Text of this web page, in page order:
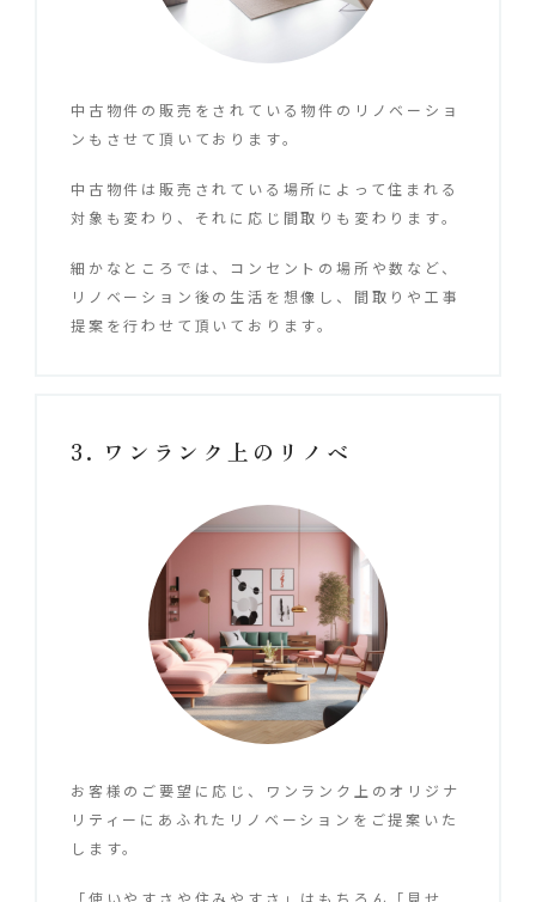
中古物件の販売をされている物件のリノベーショ
ンもさせて頂いております。
中古物件は販売されている場所によって住まれる
対象も変わり、それに応じ間取りも変わります。
細かなところでは、コンセントの場所や数など、
リノベーション後の生活を想像し、間取りや工事
提案を行わせて頂いております。
ワンランク上のリノベ
お客様のご要望に応じ、ワンランク上のオリジナ
リティーにあふれたリノベーションをご提案いた
します。